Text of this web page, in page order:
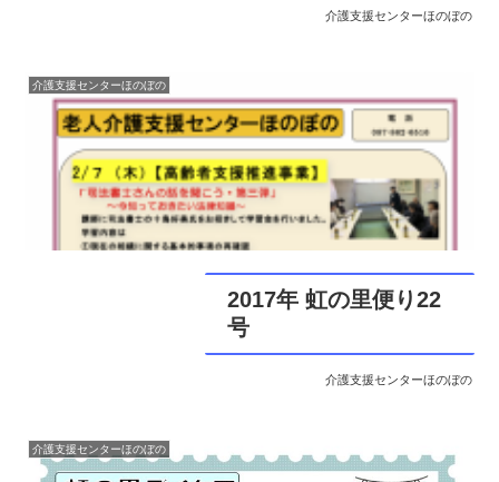
介護支援センターほのぼの
介護支援センターほのぼの
2017年 虹の里便り22
号
介護支援センターほのぼの
介護支援センターほのぼの